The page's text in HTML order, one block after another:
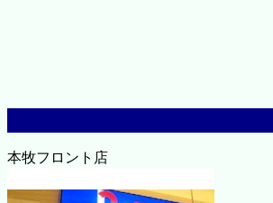
本牧フロント店